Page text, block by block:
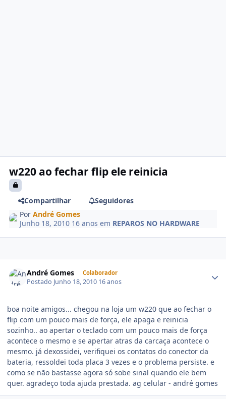
w220 ao fechar flip ele reinicia
Compartilhar
Seguidores
PorAndré Gomes
Junho 18, 2010 16 anos em REPAROS NO HARDWARE
André Gomes Colaborador
Postado Junho 18, 2010 16 anos
boa noite amigos... chegou na loja um w220 que ao fechar o
flip com um pouco mais de força, ele apaga e reinicia
sozinho.. ao apertar o teclado com um pouco mais de força
acontece o mesmo e se apertar atras da carcaça acontece o
mesmo. já dexossidei, verifiquei os contatos do conector da
bateria, ressoldei toda placa 3 vezes e o problema persiste. e
como se não bastasse agora só sobe sinal quando ele bem
quer. agradeço toda ajuda prestada. ag celular - andré gomes